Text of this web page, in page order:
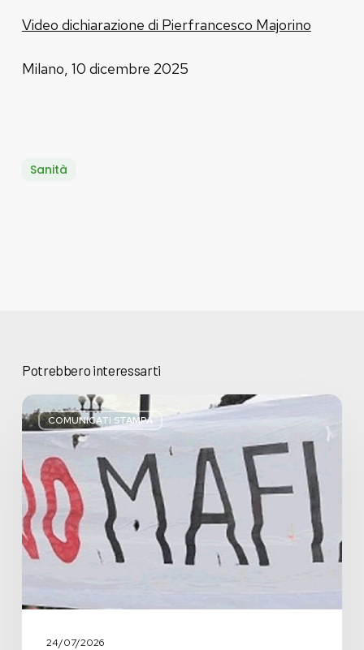
Video dichiarazione di Pierfrancesco Majorino
Milano, 10 dicembre 2025
Sanità
Potrebbero interessarti
COMUNICATI STAMPA
Basta
bugie,
Regione
Lombardia
pratica
l’antimafia
solo
a
parole
24/07/2026